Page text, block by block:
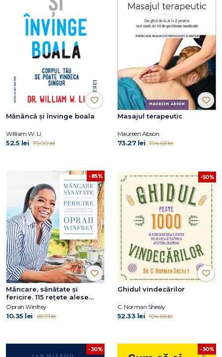
Mănâncă și învinge boala
William W. Li
52.5 lei 75.00 lei
Masajul terapeutic
Maureen Abson
73.27 lei 104.66 lei
-85%
Mâncare, sănătate și
fericire. 115 rețete alese
pentru mese delicioase și o
viață mai bună
Oprah Winfrey
10.35 lei 68.71 lei
-50%
Ghidul vindecărilor
C. Norman Shealy
52.33 lei 104.66 lei
-30% -30%